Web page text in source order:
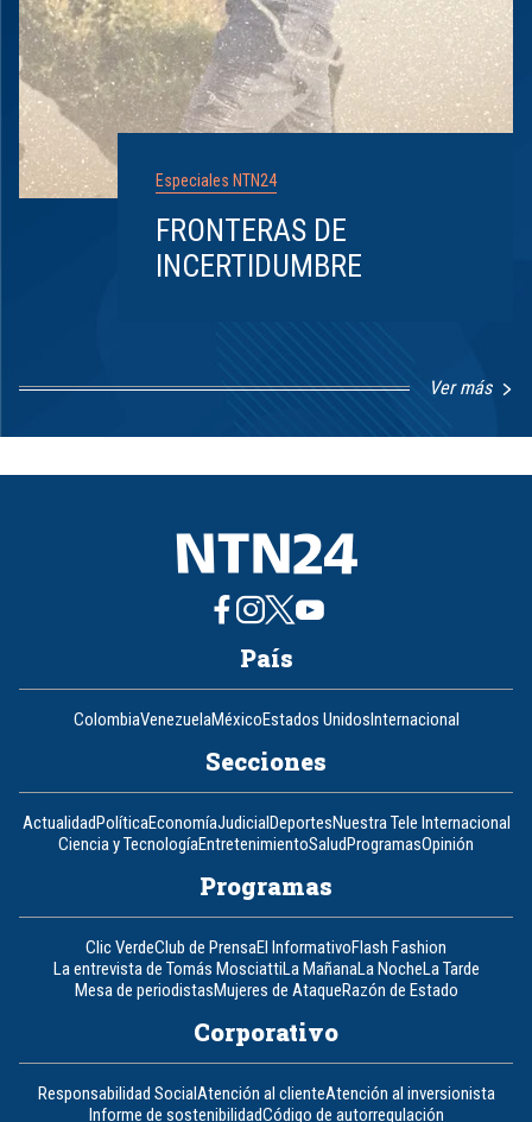
Especiales NTN24
FRONTERAS DE
INCERTIDUMBRE
Ver más
1
8
País
ColombiaVenezuelaMéxicoEstados UnidosInternacional
Secciones
ActualidadPolíticaEconomíaJudicialDeportesNuestra Tele Internacional
Ciencia y TecnologíaEntretenimientoSaludProgramasOpinión
Programas
Clic VerdeClub de PrensaEl InformativoFlash Fashion
La entrevista de Tomás MosciattiLa MañanaLa NocheLa Tarde
Mesa de periodistasMujeres de AtaqueRazón de Estado
Corporativo
Responsabilidad SocialAtención al clienteAtención al inversionista
Informe de sostenibilidadCódigo de autorregulación